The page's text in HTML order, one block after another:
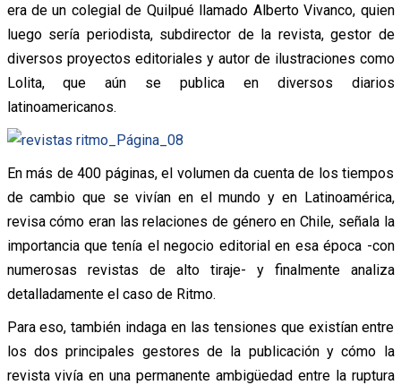
era de un colegial de Quilpué llamado Alberto Vivanco, quien
luego sería periodista, subdirector de la revista, gestor de
diversos proyectos editoriales y autor de ilustraciones como
Lolita, que aún se publica en diversos diarios
latinoamericanos.
En más de 400 páginas, el volumen da cuenta de los tiempos
de cambio que se vivían en el mundo y en Latinoamérica,
revisa cómo eran las relaciones de género en Chile, señala la
importancia que tenía el negocio editorial en esa época -con
numerosas revistas de alto tiraje- y finalmente analiza
detalladamente el caso de Ritmo.
Para eso, también indaga en las tensiones que existían entre
los dos principales gestores de la publicación y cómo la
revista vivía en una permanente ambigüedad entre la ruptura